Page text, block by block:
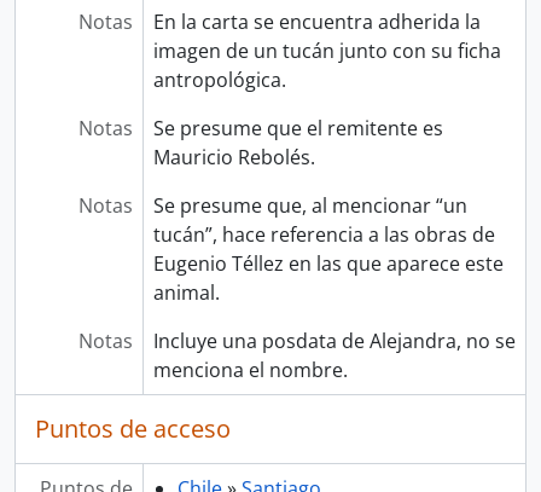
Notas
En la carta se encuentra adherida la
imagen de un tucán junto con su ficha
antropológica.
Notas
Se presume que el remitente es
Mauricio Rebolés.
Notas
Se presume que, al mencionar “un
tucán”, hace referencia a las obras de
Eugenio Téllez en las que aparece este
animal.
Notas
Incluye una posdata de Alejandra, no se
menciona el nombre.
Puntos de acceso